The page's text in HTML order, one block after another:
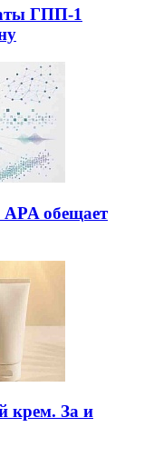
ГПП-1
APA обещает
крем. За и